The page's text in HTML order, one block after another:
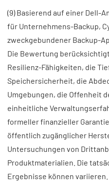
(9) Basierend auf einer Dell-
für Unternehmens-Backup,
zweckgebundener Backup-
Die Bewertung
Resilienz-Fähigkeiten, die
Speichersicherheit, die
Umgebungen, die Offenheit
einheitliche
formeller finanzieller
öffentlich zugänglicher
Untersuchungen von
Produktmaterialien. Die
Ergebnisse können variieren.